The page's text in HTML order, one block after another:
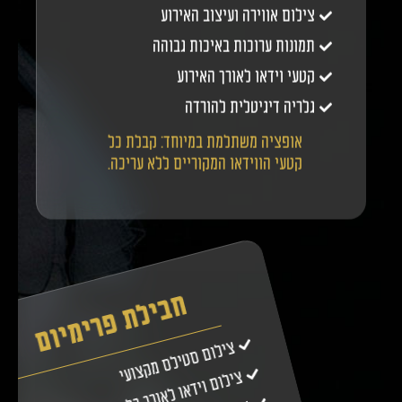
צילום אווירה ועיצוב האירוע
תמונות ערוכות באיכות גבוהה
קטעי וידאו לאורך האירוע
גלריה דיגיטלית להורדה
אופציה משתלמת במיוחד: קבלת כל
קטעי הווידאו המקוריים ללא עריכה.
חבילת פרימיום
צילום סטילס מקצועי